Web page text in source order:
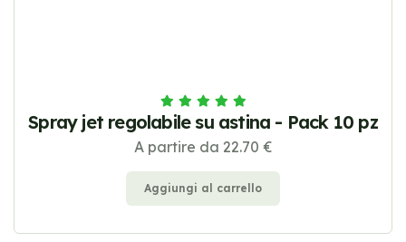
Spray jet regolabile su astina - Pack 10 pz
A partire da 22.70 €
Aggiungi al carrello